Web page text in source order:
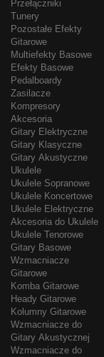
Przełączniki
Tunery
Pozostałe Efekty
Gitarowe
Multiefekty Basowe
Efekty Basowe
Pedalboardy
Zasilacze
Kompresory
Akcesoria
Gitary Elektryczne
Gitary Klasyczne
Gitary Akustyczne
Ukulele
Ukulele Sopranowe
Ukulele Koncertowe
Ukulele Elektryczne
Akcesoria do Ukulele
Ukulele Tenorowe
Gitary Basowe
Wzmacniacze
Gitarowe
Komba Gitarowe
Heady Gitarowe
Kolumny Gitarowe
Wzmacniacze do
Gitary Akustycznej
Wzmacniacze do